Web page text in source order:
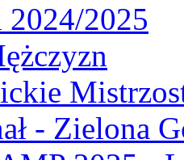
2025
- Zielona